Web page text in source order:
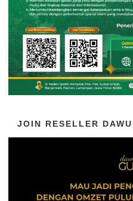
JOIN RESELLER